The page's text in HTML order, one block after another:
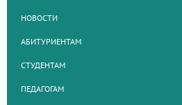
НОВОСТИ
АБИТУРИЕНТАМ
СТУДЕНТАМ
ПЕДАГОГАМ